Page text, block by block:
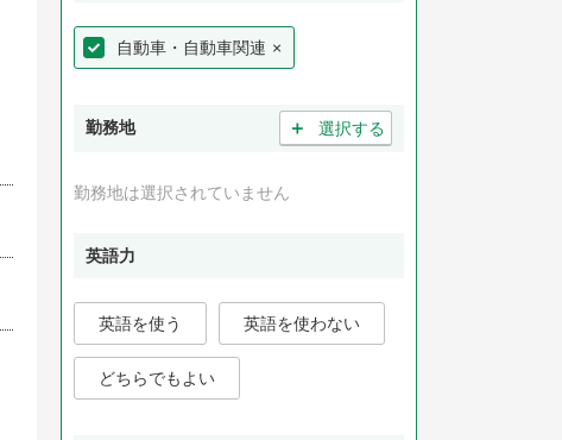
自動車・自動車関連 ×
勤務地 ＋ 選択する
勤務地は選択されていません
英語力
英語を使う 英語を使わない
どちらでもよい